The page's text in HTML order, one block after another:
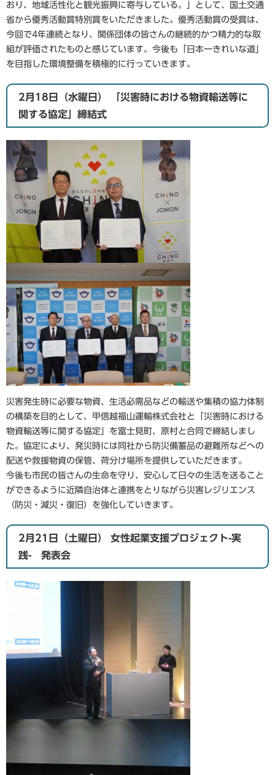
おり、地域活性化と観光振興に寄与している。」として、国土交通
省から優秀活動賞特別賞をいただきました。優秀活動賞の受賞は、
今回で4年連続となり、関係団体の皆さんの継続的かつ精力的な取
組が評価されたものと感じています。今後も「日本一きれいな道」
を目指した環境整備を積極的に行っていきます。
2月18日（水曜日） 「災害時における物資輸送等に
関する協定」締結式
災害発生時に必要な物資、生活必需品などの輸送や集積の協力体制
の構築を目的として、甲信越福山運輸株式会社と「災害時における
物資輸送等に関する協定」を富士見町、原村と合同で締結しまし
た。協定により、発災時には同社から防災備蓄品の避難所などへの
配送や救援物資の保管、荷分け場所を提供していただきます。
今後も市民の皆さんの生命を守り、安心して日々の生活を送ること
ができるように近隣自治体と連携をとりながら災害レジリエンス
（防災・減災・復旧）を強化していきます。
2月21日（土曜日） 女性起業支援プロジェクト-実
践- 発表会